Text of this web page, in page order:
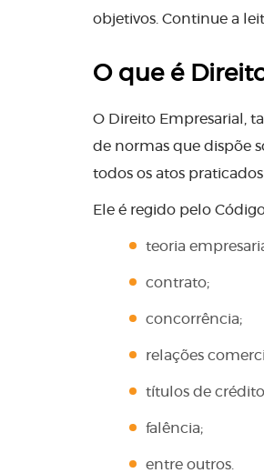
objetivos. Continue a
O que é
O Direito Empresarial,
de normas que dispõe
todos os atos
Ele é regido pelo
teoria
contrato;
concorrência;
relações
títulos de
falência;
entre outros.